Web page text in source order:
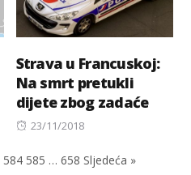
Strava u Francuskoj:
Na smrt pretukli
dijete zbog zadaće
Posted
23/11/2018
584 585 … 658 Sljedeća »